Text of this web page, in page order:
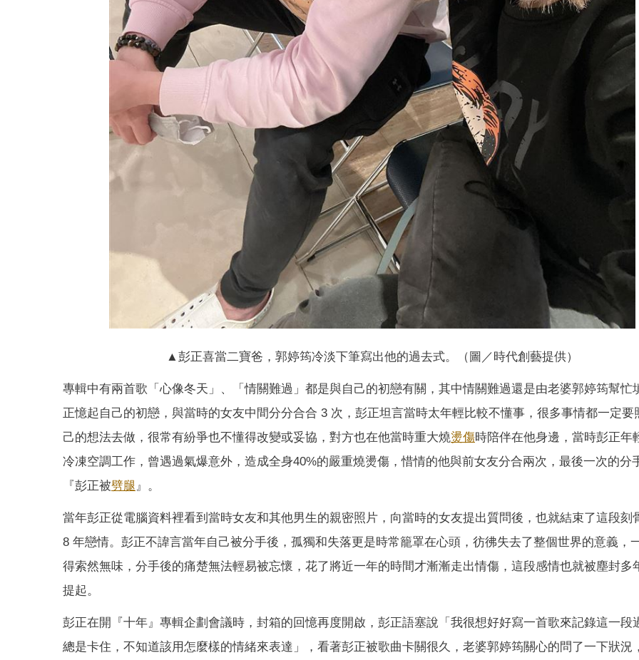
▲彭正喜當二寶爸，郭婷筠冷淡下筆寫出他的過去式。（圖／時代創藝提供）
專輯中有兩首歌「心像冬天」、「情關難過」都是與自己的初戀有關，其中情關難過還是由老婆郭婷筠幫忙
正憶起自己的初戀，與當時的女友中間分分合合 3 次，彭正坦言當時太年輕比較不懂事，很多事情都一定要
己的想法去做，很常有紛爭也不懂得改變或妥協，對方也在他當時重大燒燙傷時陪伴在他身邊，當時彭正年
冷凍空調工作，曾遇過氣爆意外，造成全身40%的嚴重燒燙傷，惜情的他與前女友分合兩次，最後一次的分
『彭正被劈腿』。
當年彭正從電腦資料裡看到當時女友和其他男生的親密照片，向當時的女友提出質問後，也就結束了這段刻
8 年戀情。彭正不諱言當年自己被分手後，孤獨和失落更是時常籠罩在心頭，彷彿失去了整個世界的意義，
得索然無味，分手後的痛楚無法輕易被忘懷，花了將近一年的時間才漸漸走出情傷，這段感情也就被塵封多
提起。
彭正在開『十年』專輯企劃會議時，封箱的回憶再度開啟，彭正語塞說「我很想好好寫一首歌來記錄這一段
總是卡住，不知道該用怎麼樣的情緒來表達」，看著彭正被歌曲卡關很久，老婆郭婷筠關心的問了一下狀況